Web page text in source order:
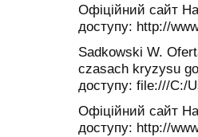
Офіційний сайт
доступу: http://
Sadkowski W.
czasach kryzysu
доступу: file:///C:/
Офіційний сайт
доступу: http://